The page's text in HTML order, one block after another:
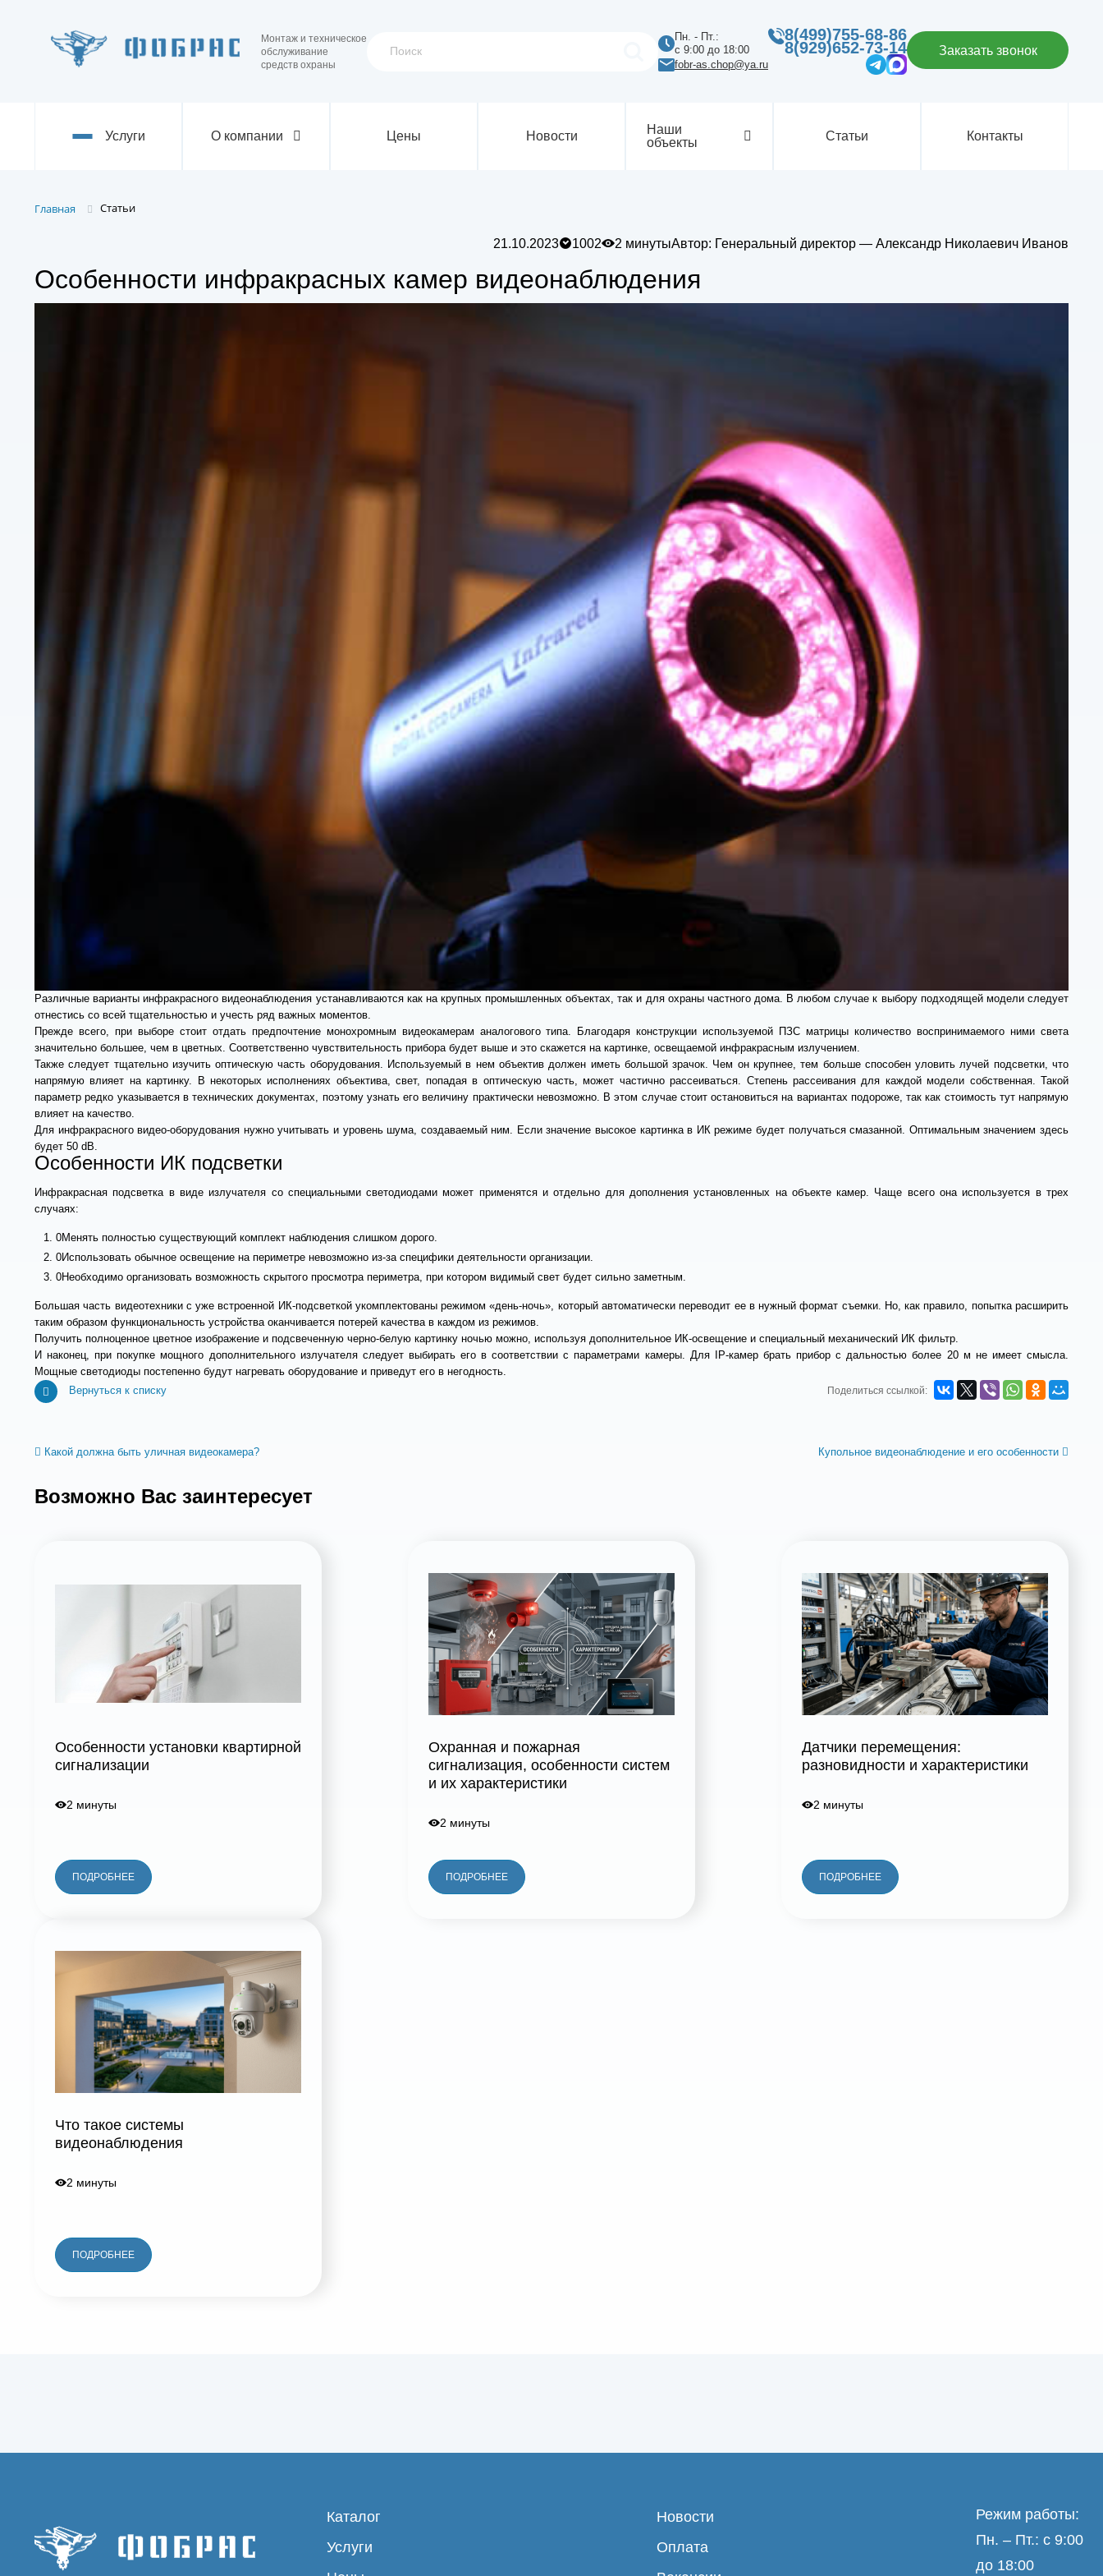
Монтаж и техническое
обслуживание
средств охраны
Пн. - Пт.:
с 9:00 до 18:00
fobr-as.chop@ya.ru
8(499)755-68-86
8(929)652-73-14 Заказать звонок
Услуги О компании Цены Новости
Наши
объекты
Статьи Контакты
Главная Статьи
21.10.2023 1002 2 минутыАвтор: Генеральный директор — Александр Николаевич Иванов
Особенности инфракрасных камер видеонаблюдения
Различные варианты инфракрасного видеонаблюдения устанавливаются как на крупных промышленных объектах, так и для охраны частного дома. В любом случае к выбору подходящей модели следует
отнестись со всей тщательностью и учесть ряд важных моментов.
Прежде всего, при выборе стоит отдать предпочтение монохромным видеокамерам аналогового типа. Благодаря конструкции используемой ПЗС матрицы количество воспринимаемого ними света
значительно большее, чем в цветных. Соответственно чувствительность прибора будет выше и это скажется на картинке, освещаемой инфракрасным излучением.
Также следует тщательно изучить оптическую часть оборудования. Используемый в нем объектив должен иметь большой зрачок. Чем он крупнее, тем больше способен уловить лучей подсветки, что
напрямую влияет на картинку. В некоторых исполнениях объектива, свет, попадая в оптическую часть, может частично рассеиваться. Степень рассеивания для каждой модели собственная. Такой
параметр редко указывается в технических документах, поэтому узнать его величину практически невозможно. В этом случае стоит остановиться на вариантах подороже, так как стоимость тут напрямую
влияет на качество.
Для инфракрасного видео-оборудования нужно учитывать и уровень шума, создаваемый ним. Если значение высокое картинка в ИК режиме будет получаться смазанной. Оптимальным значением здесь
будет 50 dB.
Особенности ИК подсветки
Инфракрасная подсветка в виде излучателя со специальными светодиодами может применятся и отдельно для дополнения установленных на объекте камер. Чаще всего она используется в трех
случаях:
Менять полностью существующий комплект наблюдения слишком дорого.
Использовать обычное освещение на периметре невозможно из-за специфики деятельности организации.
Необходимо организовать возможность скрытого просмотра периметра, при котором видимый свет будет сильно заметным.
Большая часть видеотехники с уже встроенной ИК-подсветкой укомплектованы режимом «день-ночь», который автоматически переводит ее в нужный формат съемки. Но, как правило, попытка расширить
таким образом функциональность устройства оканчивается потерей качества в каждом из режимов.
Получить полноценное цветное изображение и подсвеченную черно-белую картинку ночью можно, используя дополнительное ИК-освещение и специальный механический ИК фильтр.
И наконец, при покупке мощного дополнительного излучателя следует выбирать его в соответствии с параметрами камеры. Для IP-камер брать прибор с дальностью более 20 м не имеет смысла.
Мощные светодиоды постепенно будут нагревать оборудование и приведут его в негодность.
Поделиться ссылкой:
Вернуться к списку
Какой должна быть уличная видеокамера? Купольное видеонаблюдение и его особенности
Возможно Вас заинтересует
Особенности установки квартирной
сигнализации
2 минуты
ПОДРОБНЕЕ
Охранная и пожарная
сигнализация, особенности систем
и их характеристики
2 минуты
ПОДРОБНЕЕ
Датчики перемещения:
разновидности и характеристики
2 минуты
ПОДРОБНЕЕ
Что такое системы
видеонаблюдения
2 минуты
ПОДРОБНЕЕ
Каталог
Услуги
Новости
Оплата
Режим работы:
Пн. – Пт.: с 9:00
до 18:00